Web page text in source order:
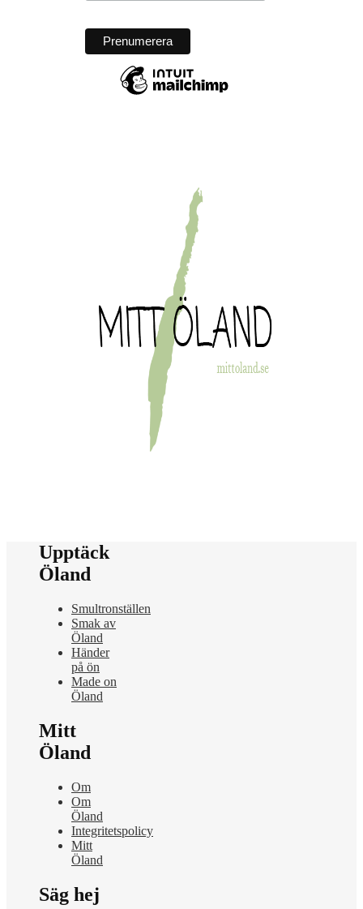
Upptäck
Öland
Smultronställen
Smak av
Öland
Händer
på ön
Made on
Öland
Mitt
Öland
Om
Om
Öland
Integritetspolicy
Mitt
Öland
Säg hej